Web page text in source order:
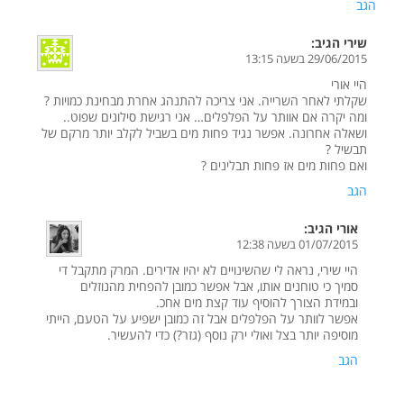
הגב
שירי הגיב:
29/06/2015 בשעה 13:15
היי אורי
שקלתי לאחר השרייה. אני צריכה להתנהג אחרת מבחינת כמויות ?
ומה יקרה אם אוותר על הפלפלים… אני רגישת סילונים שפוט..
ושאלה אחרונה. אפשר נגיד פחות מים בשביל לקלב יותר מרקם של
תבשיל ?
ואם פחות מים אז פחות תבלינים ?
הגב
אורי הגיב:
01/07/2015 בשעה 12:38
היי שירי, נראה לי שהשינויים לא יהיו אדירים. המרק מתקבל די
סמיך כי טוחנים אותו, אבל אפשר כמובן להפחית מהנוזלים
ובמידת הצורך להוסיף עוד קצת מים אחכ.
אפשר לוותר על הפלפלים אבל זה כמובן ישפיע על הטעם, הייתי
מוסיפה יותר בצל ואולי ירק נוסף (גזר?) כדי להעשיר.
הגב